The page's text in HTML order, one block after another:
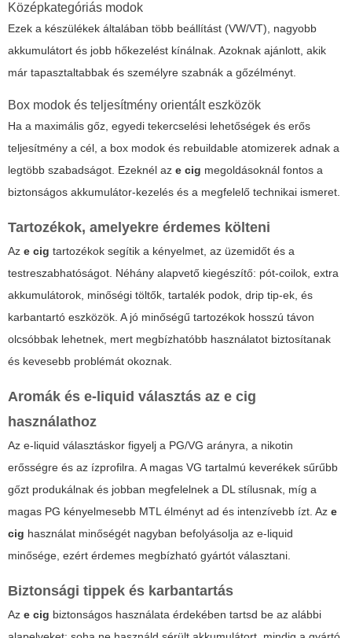
Középkategóriás modok
Ezek a készülékek általában több beállítást (VW/VT), nagyobb
akkumulátort és jobb hőkezelést kínálnak. Azoknak ajánlott, akik
már tapasztaltabbak és személyre szabnák a gőzélményt.
Box modok és teljesítmény orientált eszközök
Ha a maximális gőz, egyedi tekercselési lehetőségek és erős
teljesítmény a cél, a box modok és rebuildable atomizerek adnak a
legtöbb szabadságot. Ezeknél az e cig megoldásoknál fontos a
biztonságos akkumulátor-kezelés és a megfelelő technikai ismeret.
Tartozékok, amelyekre érdemes költeni
Az e cig tartozékok segítik a kényelmet, az üzemidőt és a
testreszabhatóságot. Néhány alapvető kiegészítő: pót-coilok, extra
akkumulátorok, minőségi töltők, tartalék podok, drip tip-ek, és
karbantartó eszközök. A jó minőségű tartozékok hosszú távon
olcsóbbak lehetnek, mert megbízhatóbb használatot biztosítanak
és kevesebb problémát okoznak.
Aromák és e-liquid választás az e cig
használathoz
Az e-liquid választáskor figyelj a PG/VG arányra, a nikotin
erősségre és az ízprofilra. A magas VG tartalmú keverékek sűrűbb
gőzt produkálnak és jobban megfelelnek a DL stílusnak, míg a
magas PG kényelmesebb MTL élményt ad és intenzívebb ízt. Az e
cig használat minőségét nagyban befolyásolja az e-liquid
minősége, ezért érdemes megbízható gyártót választani.
Biztonsági tippek és karbantartás
Az e cig biztonságos használata érdekében tartsd be az alábbi